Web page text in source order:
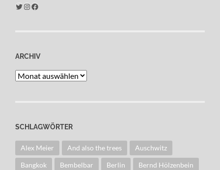
Twitter Instagram Facebook
ARCHIV
Archiv
SCHLAGWÖRTER
Alex Meier And also the trees Auschwitz
Bangkok Bembelbar Berlin Bernd Hölzenbein